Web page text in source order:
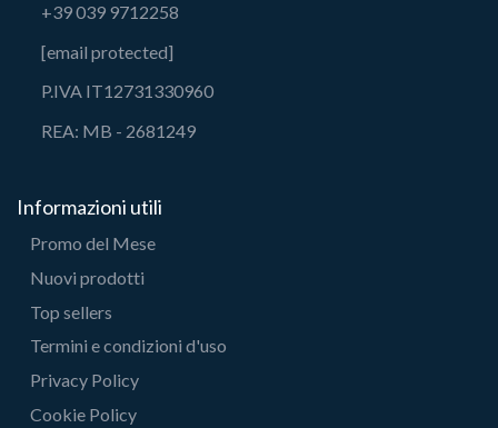
+39 039 9712258
[email protected]
P.IVA IT12731330960
REA: MB - 2681249
Informazioni utili
Promo del Mese
Nuovi prodotti
Top sellers
Termini e condizioni d'uso
Privacy Policy
Cookie Policy